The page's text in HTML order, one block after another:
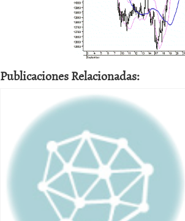
Publicaciones Relacionadas: